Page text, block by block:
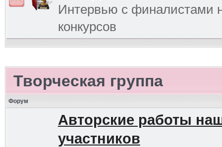
Интервью с финалистами
конкурсов
Творческая группа
Форум
Авторские работы
участников